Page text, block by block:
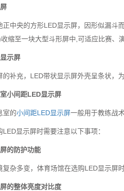
正中央的方形LED显示屏，因形似漏斗
缩至一块大型斗形屏中,可适应比赛、
示屏
的补充，LED带状显示屏外壳呈条状，
小间距LED显示屏
室的小间距LED显示屏一般用于教练战
显示屏时需要注意以下事项：
的防护功能
复杂多变，体育场馆在选购LED显示屏
的整体亮度对比度